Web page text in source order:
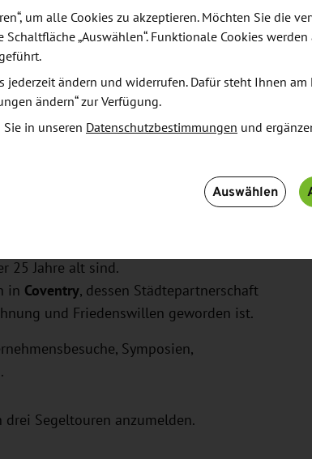
Region über die Landesgrenzen
zu knüpfen. Im Rahmen des
Segeltouren sollen insbesondere der
ausgebaut werden.
in der Chemnitzer Partnerstadt
Textilproduktion.
Partnerstadt
25 Jahre alt sind.
in Coventry, dessen Städtepartnerschaft
und Friedenswillen geworden ist.
Symposien,
Segeltouren anzumelden.
um alle Cookies zu akzeptieren. Möchten Sie die
„Auswählen“. Funktionale Cookies
jederzeit ändern und widerrufen. Dafür steht Ihnen am
ändern“ zur Verfügung.
in unseren Datenschutzbestimmungen und
Auswählen